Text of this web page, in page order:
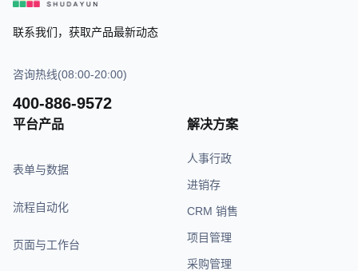
联系我们，获取产品最新动态
咨询热线(08:00-20:00)
400-886-9572
平台产品
表单与数据
流程自动化
页面与工作台
解决方案
人事行政
进销存
CRM 销售
项目管理
采购管理